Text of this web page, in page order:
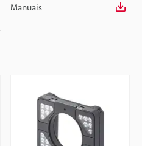
Manuais